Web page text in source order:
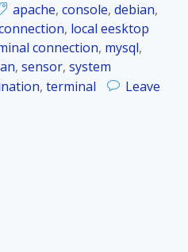
apache, console, debian,
, local eesktop
connection, mysql,
, sensor, system
, terminal
Leave